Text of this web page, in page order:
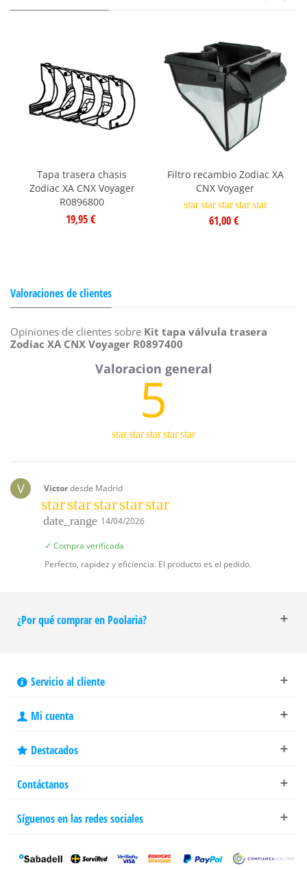
Tapa trasera chasis
Zodiac XA CNX Voyager
R0896800
19,95 €
Filtro recambio Zodiac XA
CNX Voyager
star star star star star
61,00 €
Valoraciones de clientes
Opiniones de clientes sobre Kit tapa válvula trasera
Zodiac XA CNX Voyager R0897400
5
starstarstarstarstar
V Victordesde Madrid
starstarstarstarstar
date_range 14/04/2026
✓ Compra verificada
Perfecto, rapidez y eficiencia. El producto es el pedido.
¿Por qué comprar en Poolaria?
Servicio al cliente
Mi cuenta
Destacados
Contáctanos
Síguenos en las redes sociales